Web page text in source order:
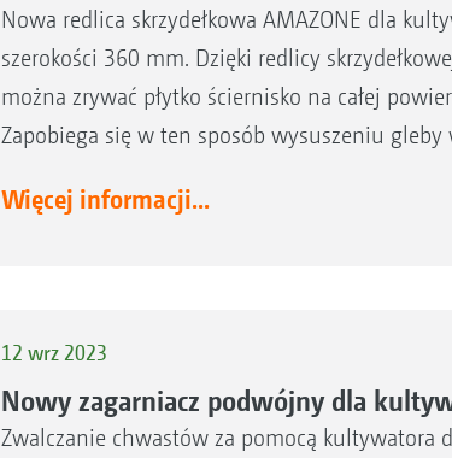
Nowa redlica skrzydełkowa AMAZONE dla
szerokości 360 mm. Dzięki redlicy
można zrywać płytko ściernisko na całej
Zapobiega się w ten sposób wysuszeniu
Więcej informacji...
12 wrz 2023
Nowy zagarniacz podwójny dla
Zwalczanie chwastów za pomocą kultywatora